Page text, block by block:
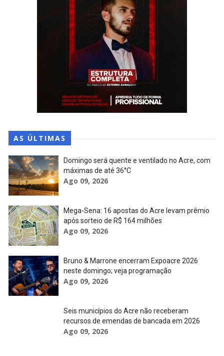
AS ÚLTIMAS
Domingo será quente e ventilado no Acre, com
máximas de até 36°C
Ago 09, 2026
Mega-Sena: 16 apostas do Acre levam prêmio
após sorteio de R$ 164 milhões
Ago 09, 2026
Bruno & Marrone encerram Expoacre 2026
neste domingo; veja programação
Ago 09, 2026
Seis municípios do Acre não receberam
recursos de emendas de bancada em 2026
Ago 09, 2026